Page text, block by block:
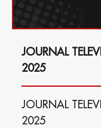
JOURNAL
2025
JOURNAL
2025